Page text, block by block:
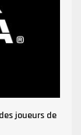
joueurs de